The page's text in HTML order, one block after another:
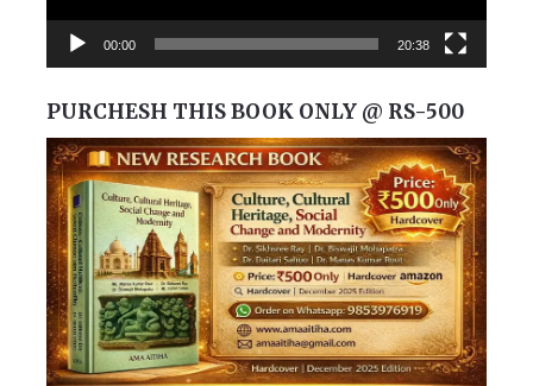
00:00 20:38
PURCHESH THIS BOOK ONLY @ RS-500